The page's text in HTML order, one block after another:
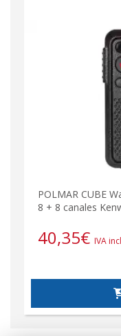
POLMAR CUBE
8 + 8 canales
40,35€ IVA